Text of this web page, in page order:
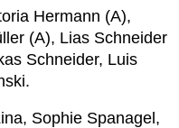
Hermann (A),
(A), Lias Schneider
Schneider, Luis
Sophie Spanagel,